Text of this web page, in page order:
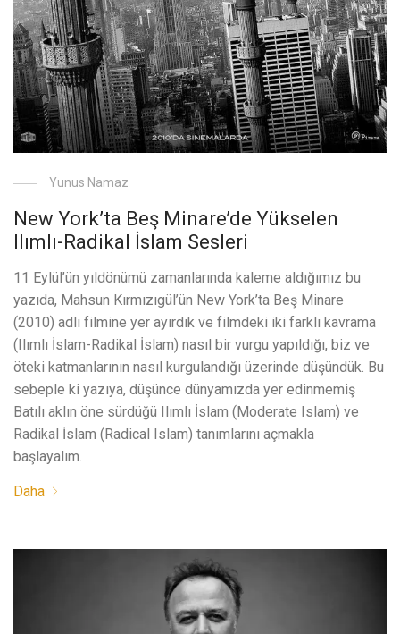
Yunus Namaz
New York’ta Beş Minare’de Yükselen
Ilımlı-Radikal İslam Sesleri
11 Eylül’ün yıldönümü zamanlarında kaleme aldığımız bu
yazıda, Mahsun Kırmızıgül’ün New York’ta Beş Minare
(2010) adlı filmine yer ayırdık ve filmdeki iki farklı kavrama
(Ilımlı İslam-Radikal İslam) nasıl bir vurgu yapıldığı, biz ve
öteki katmanlarının nasıl kurgulandığı üzerinde düşündük. Bu
sebeple ki yazıya, düşünce dünyamızda yer edinmemiş
Batılı aklın öne sürdüğü Ilımlı İslam (Moderate Islam) ve
Radikal İslam (Radical Islam) tanımlarını açmakla
başlayalım.
Daha